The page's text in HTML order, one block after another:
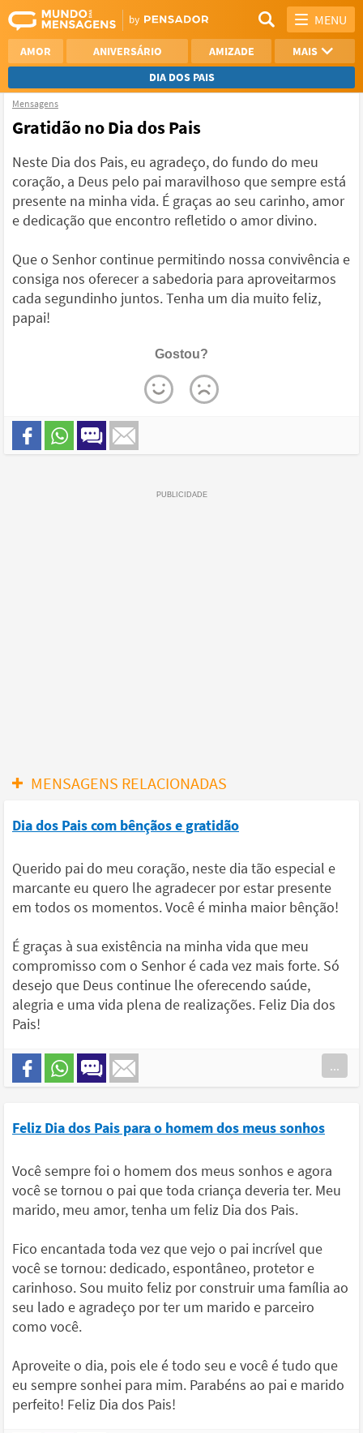
MENU
AMOR ANIVERSÁRIO AMIZADE
MAIS
DIA DOS PAIS
REFLEXÃO
NAMORO
VER TODAS
Mensagens
Gratidão no Dia dos Pais
Neste Dia dos Pais, eu agradeço, do fundo do meu
coração, a Deus pelo pai maravilhoso que sempre está
presente na minha vida. É graças ao seu carinho, amor
e dedicação que encontro refletido o amor divino.
Que o Senhor continue permitindo nossa convivência e
consiga nos oferecer a sabedoria para aproveitarmos
cada segundinho juntos. Tenha um dia muito feliz,
papai!
Gostou?
MENSAGENS RELACIONADAS
Dia dos Pais com bênçãos e gratidão
Querido pai do meu coração, neste dia tão especial e
marcante eu quero lhe agradecer por estar presente
em todos os momentos. Você é minha maior bênção!
É graças à sua existência na minha vida que meu
compromisso com o Senhor é cada vez mais forte. Só
desejo que Deus continue lhe oferecendo saúde,
alegria e uma vida plena de realizações. Feliz Dia dos
Pais!
...
Feliz Dia dos Pais para o homem dos meus sonhos
Você sempre foi o homem dos meus sonhos e agora
você se tornou o pai que toda criança deveria ter. Meu
marido, meu amor, tenha um feliz Dia dos Pais.
Fico encantada toda vez que vejo o pai incrível que
você se tornou: dedicado, espontâneo, protetor e
carinhoso. Sou muito feliz por construir uma família ao
seu lado e agradeço por ter um marido e parceiro
como você.
Aproveite o dia, pois ele é todo seu e você é tudo que
eu sempre sonhei para mim. Parabéns ao pai e marido
perfeito! Feliz Dia dos Pais!